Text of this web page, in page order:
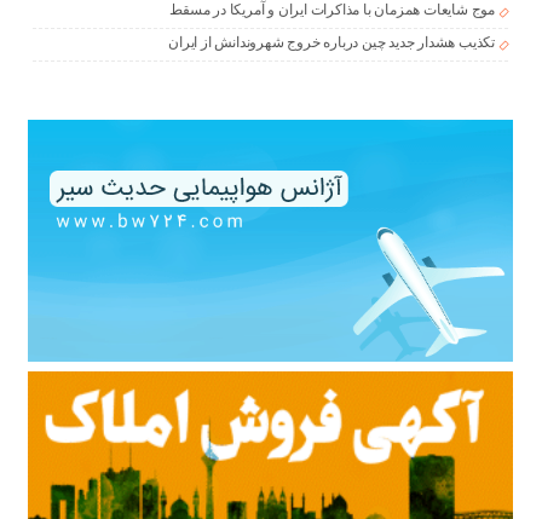
موج شایعات همزمان با مذاکرات ایران و آمریکا در مسقط
تکذیب هشدار جدید چین درباره خروج شهروندانش از ایران